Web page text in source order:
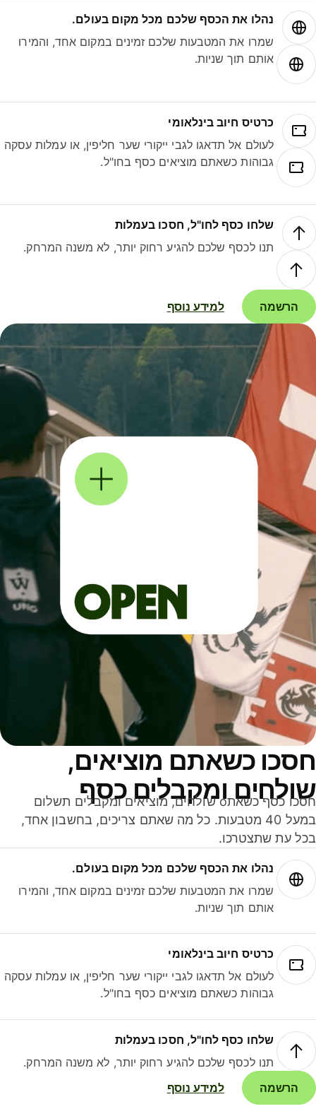
נהלו את הכסף שלכם מכל מקום בעולם.
שמרו את המטבעות שלכם זמינים במקום אחד, והמירו
אותם תוך שניות.
כרטיס חיוב בינלאומי
לעולם אל תדאגו לגבי ייקורי שער חליפין, או עמלות עסקה
גבוהות כשאתם מוציאים כסף בחו"ל.
שלחו כסף לחו"ל, חסכו בעמלות
תנו לכסף שלכם להגיע רחוק יותר, לא משנה המרחק.
הרשמה למידע נוסף
כשאתם מוציאים,
ומקבלים כסף
חסכו כסף כשאתo שולחים, מוציאים ומקבלים תשלום
במעל 40 מטבעות. כל מה שאתם צריכים, בחשבון אחד,
עת שתצטרכו.
נהלו את הכסף שלכם מכל מקום בעולם.
שמרו את המטבעות שלכם זמינים במקום אחד, והמירו
אותם תוך שניות.
כרטיס חיוב בינלאומי
לעולם אל תדאגו לגבי ייקורי שער חליפין, או עמלות עסקה
גבוהות כשאתם מוציאים כסף בחו"ל.
שלחו כסף לחו"ל, חסכו בעמלות
תנו לכסף שלכם להגיע רחוק יותר, לא משנה המרחק.
הרשמה
למידע נוסף